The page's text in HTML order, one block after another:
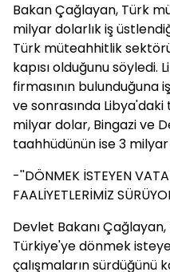
Bakan Çağlayan, Türk
milyar dolarlık iş
Türk müteahhitlik
kapısı olduğunu söyledi.
firmasının bulunduğuna
ve sonrasında
milyar dolar, Bingazi ve
taahhüdünün ise 3
-''DÖNMEK İSTEYEN
FAALİYETLERİMİZ
Devlet Bakanı
Türkiye'ye dönmek
çalışmaların sürdüğünü